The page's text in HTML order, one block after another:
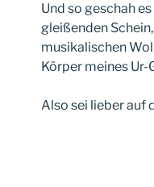
Und so geschah
gleißenden
musikalischen
Körper meines
Also sei lieber auf